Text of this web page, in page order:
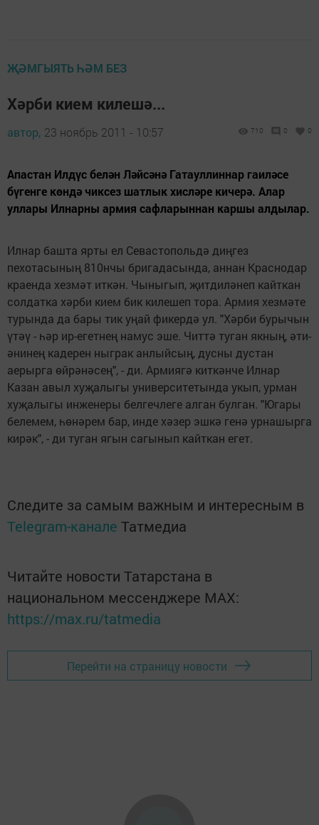
ҖӘМГЫЯТЬ ҺӘМ БЕЗ
Хәрби кием килешә...
автор, 23 ноябрь 2011 - 10:57 710 0 0
Апастан Илдүс белән Ләйсәнә Гатауллиннар гаиләсе
бүгенге көндә чиксез шатлык хисләре кичерә. Алар
уллары Илнарны армия сафларыннан каршы алдылар.
Илнар башта ярты ел Севастопольдә диңгез
пехотасының 810нчы бригадасында, аннан Краснодар
краенда хезмәт иткән. Чыныгып, җитдиләнеп кайткан
солдатка хәр­би кием бик килешеп то­ра. Армия хезмәте
турында да бары тик уңай фикердә ул. "Хәрби бурычын
үтәү - һәр ир-егетнең намус эше. Читтә туган як­ның, әти-
әнинең кадерен ныграк анлыйсың, дусны дустан
аерырга өй­рә­нәсең", - ди. Армиягә киткәнче Илнар
Казан авыл хуҗалыгы университетында укып, урман
хуҗалыгы инженеры белгечлеге алган булган. "Югары
белемем, һө­нә­рем бар, инде хәзер эшкә генә урнашырга
ки­рәк", - ди туган ягын сагынып кайткан егет.
Следите за самым важным и интересным в
Telegram-канале Татмедиа
Читайте новости Татарстана в
национальном мессенджере MАХ:
https://max.ru/tatmedia
Перейти на страницу новости